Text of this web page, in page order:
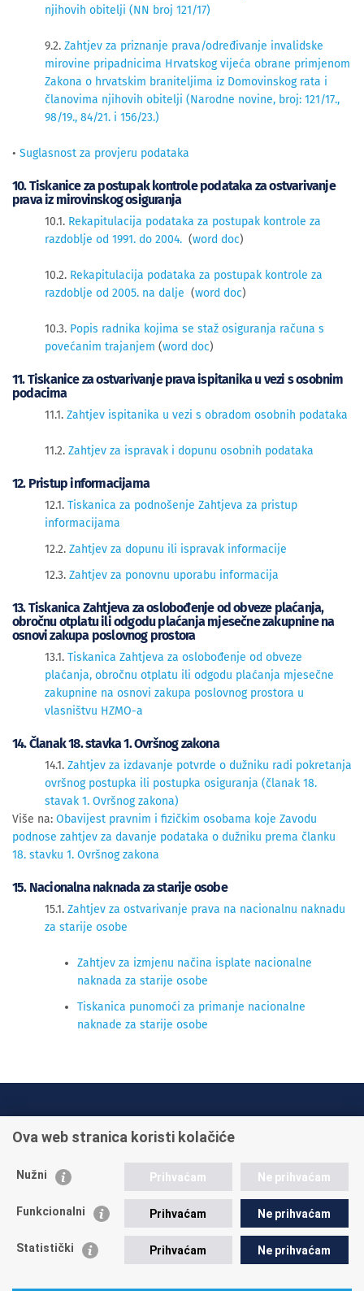
njihovih obitelji (NN broj 121/17)
9.2. Zahtjev za priznanje prava/određivanje invalidske
mirovine pripadnicima Hrvatskog vijeća obrane primjenom
Zakona o hrvatskim braniteljima iz Domovinskog rata i
članovima njihovih obitelji (Narodne novine, broj: 121/17.,
98/19., 84/21. i 156/23.)
• Suglasnost za provjeru podataka
10. Tiskanice za postupak kontrole podataka za ostvarivanje
prava iz mirovinskog osiguranja
10.1. Rekapitulacija podataka za postupak kontrole za
razdoblje od 1991. do 2004. (word doc)
10.2. Rekapitulacija podataka za postupak kontrole za
razdoblje od 2005. na dalje (word doc)
10.3. Popis radnika kojima se staž osiguranja računa s
povećanim trajanjem (word doc)
11. Tiskanice za ostvarivanje prava ispitanika u vezi s osobnim
podacima
11.1. Zahtjev ispitanika u vezi s obradom osobnih podataka
11.2. Zahtjev za ispravak i dopunu osobnih podataka
12. Pristup informacijama
12.1. Tiskanica za podnošenje Zahtjeva za pristup
informacijama
12.2. Zahtjev za dopunu ili ispravak informacije
12.3. Zahtjev za ponovnu uporabu informacija
13. Tiskanica Zahtjeva za oslobođenje od obveze plaćanja,
obročnu otplatu ili odgodu plaćanja mjesečne zakupnine na
osnovi zakupa poslovnog prostora
13.1. Tiskanica Zahtjeva za oslobođenje od obveze
plaćanja, obročnu otplatu ili odgodu plaćanja mjesečne
zakupnine na osnovi zakupa poslovnog prostora u
vlasništvu HZMO-a
14. Članak 18. stavka 1. Ovršnog zakona
14.1. Zahtjev za izdavanje potvrde o dužniku radi pokretanja
ovršnog postupka ili postupka osiguranja (članak 18.
stavak 1. Ovršnog zakona)
Više na: Obavijest pravnim i fizičkim osobama koje Zavodu
podnose zahtjev za davanje podataka o dužniku prema članku
18. stavku 1. Ovršnog zakona
15. Nacionalna naknada za starije osobe
15.1. Zahtjev za ostvarivanje prava na nacionalnu naknadu
za starije osobe
Zahtjev za izmjenu načina isplate nacionalne
naknada za starije osobe
Tiskanica punomoći za primanje nacionalne
naknade za starije osobe
+385 1 45 95 011
Postavite pitanje
Ova web stranica koristi kolačiće
Nužni Prihvaćam Ne prihvaćam
Funkcionalni Prihvaćam Ne prihvaćam
Statistički Prihvaćam Ne prihvaćam